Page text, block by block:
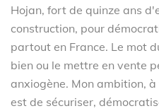
Hojan, fort de quinze ans
construction, pour
partout en France. Le mot
bien ou le mettre en vente
anxiogène. Mon ambition,
est de sécuriser,